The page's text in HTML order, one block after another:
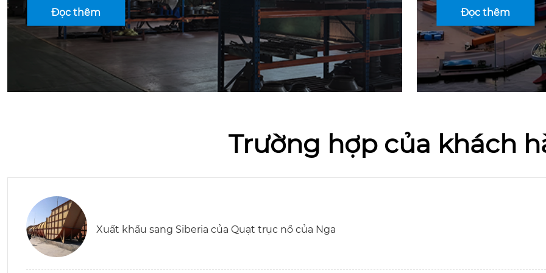
ạnĐọc thêm Đọc thêm
Trường hợp của khách
Xuất khẩu sang Siberia của Quạt trục nổ của Nga